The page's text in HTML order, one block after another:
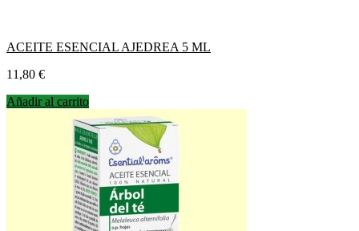
ACEITE ESENCIAL AJEDREA 5 ML
Precio
11,80 €
Añadir al carrito